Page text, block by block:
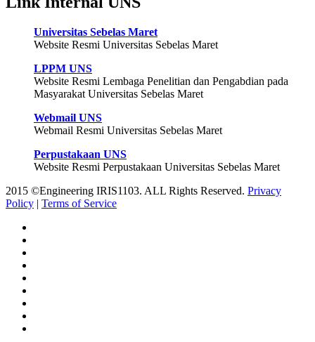
Universitas Sebelas Maret
Website Resmi Universitas Sebelas Maret
LPPM UNS
Website Resmi Lembaga Penelitian dan Pengabdian pada
Masyarakat Universitas Sebelas Maret
Webmail UNS
Webmail Resmi Universitas Sebelas Maret
Perpustakaan UNS
Website Resmi Perpustakaan Universitas Sebelas Maret
2015 ©Engineering IRIS1103. ALL Rights Reserved. Privacy
Policy | Terms of Service